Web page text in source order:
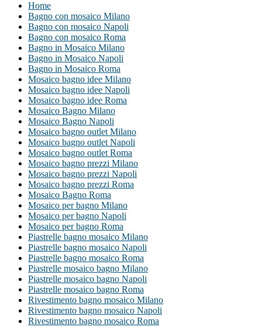
Home
Bagno con mosaico Milano
Bagno con mosaico Napoli
Bagno con mosaico Roma
Bagno in Mosaico Milano
Bagno in Mosaico Napoli
Bagno in Mosaico Roma
Mosaico bagno idee Milano
Mosaico bagno idee Napoli
Mosaico bagno idee Roma
Mosaico Bagno Milano
Mosaico Bagno Napoli
Mosaico bagno outlet Milano
Mosaico bagno outlet Napoli
Mosaico bagno outlet Roma
Mosaico bagno prezzi Milano
Mosaico bagno prezzi Napoli
Mosaico bagno prezzi Roma
Mosaico Bagno Roma
Mosaico per bagno Milano
Mosaico per bagno Napoli
Mosaico per bagno Roma
Piastrelle bagno mosaico Milano
Piastrelle bagno mosaico Napoli
Piastrelle bagno mosaico Roma
Piastrelle mosaico bagno Milano
Piastrelle mosaico bagno Napoli
Piastrelle mosaico bagno Roma
Rivestimento bagno mosaico Milano
Rivestimento bagno mosaico Napoli
Rivestimento bagno mosaico Roma